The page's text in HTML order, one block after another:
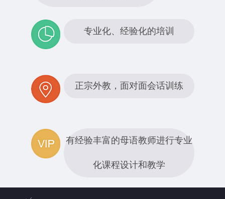
专业化、经验化的培训
正宗外教，面对面会话训练
有经验丰富的母语教师进行专业
化课程设计和教学